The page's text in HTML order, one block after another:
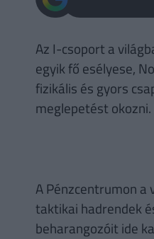
Az I-csoport a
egyik fő esélyese,
fizikális és gyors
meglepetést
A Pénzcentrumon
taktikai hadrendek
beharangozóit ide